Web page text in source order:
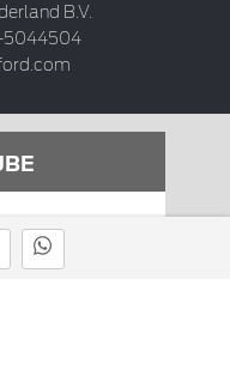
B.V.
5044504